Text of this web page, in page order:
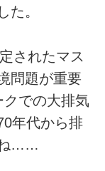
た。
されたマス
問題が重要
での大排気
年代から排
ね……